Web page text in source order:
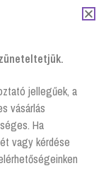
M/W/Z
hajtott,
jellegűek, a
vásárlás
Ha
vagy kérdése